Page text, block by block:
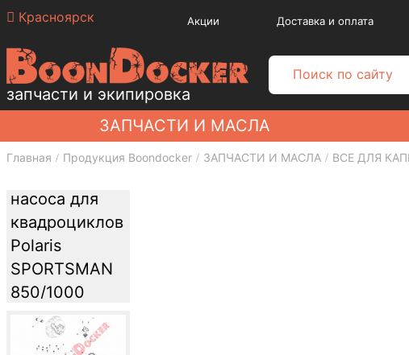
Красноярск Акции Доставка и оплата
запчасти и экипировка
ЗАПЧАСТИ И МАСЛА
Главная Продукция Boondocker ЗАПЧАСТИ И МАСЛА ВСЕ ДЛЯ